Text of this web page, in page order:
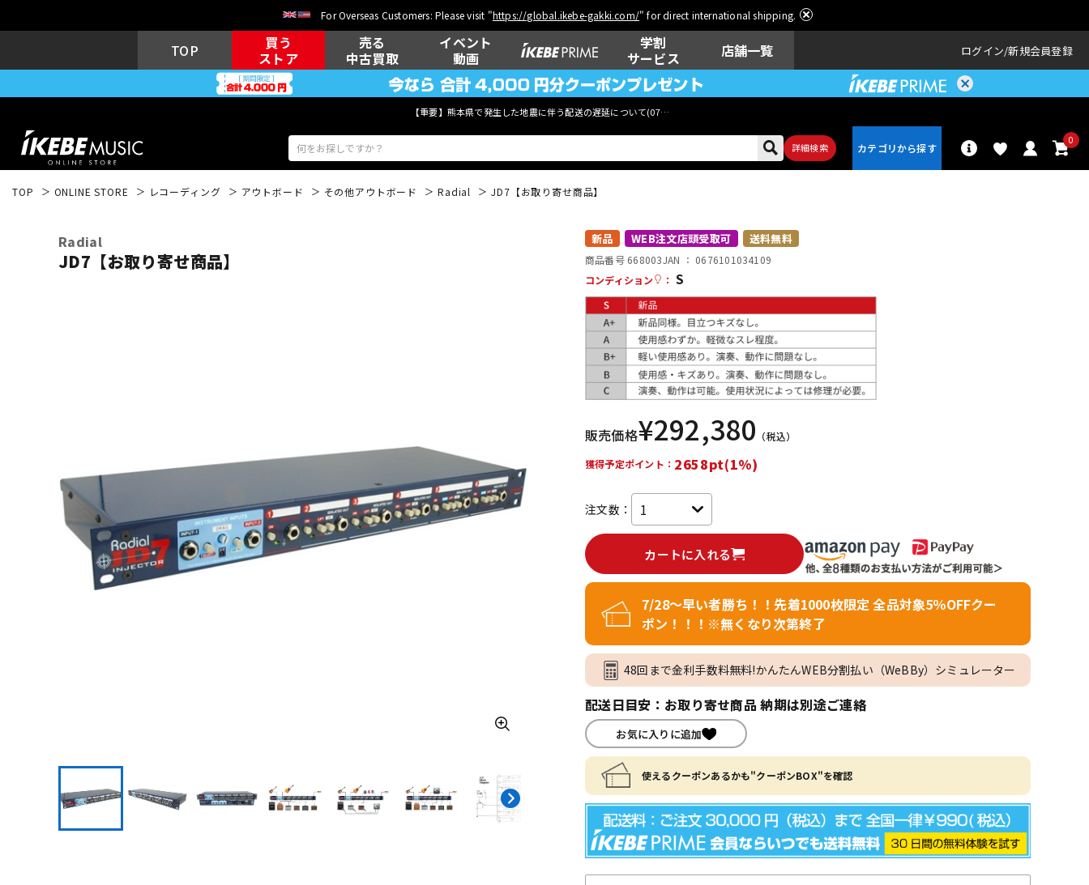
For Overseas Customers: Please visit "https://global.ikebe-gakki.com/" for direct international shipping.
TOP
買う
ストア
売る
中古買取
イベント
動画
学割
サービス
店舗一覧 ログイン 新規会員登録
【重要】熊本県で発生した地震に伴う配送の遅延について(07月29日
詳細検索
0
ウクレレ ドラム
その他楽器
レコーディン
グ機器
配信/ライブ
機器
ヴィンテージ
TOP ONLINE STORE レコーディング アウトボード その他アウトボード Radial JD7【お取り寄せ商品】
Radial
JD7【お取り寄せ商品】
新品 WEB注文店頭受取可 送料無料
商品番号 668003JAN ： 0676101034109
コンディション
： S
販売価格¥292,380 （税込）
獲得予定ポイント： 2658pt(1%)
注文数：
カートに入れる
7/28～早い者勝ち！！先着1000枚限定 全品対象5％OFFクー
ポン！！！※無くなり次第終了
48回まで金利手数料無料!かんたんWEB分割払い（WeBBy）シミュレーター
配送日目安：お取り寄せ商品 納期は別途ご連絡
お気に入りに追加
使えるクーポンあるかも"クーポンBOX"を確認